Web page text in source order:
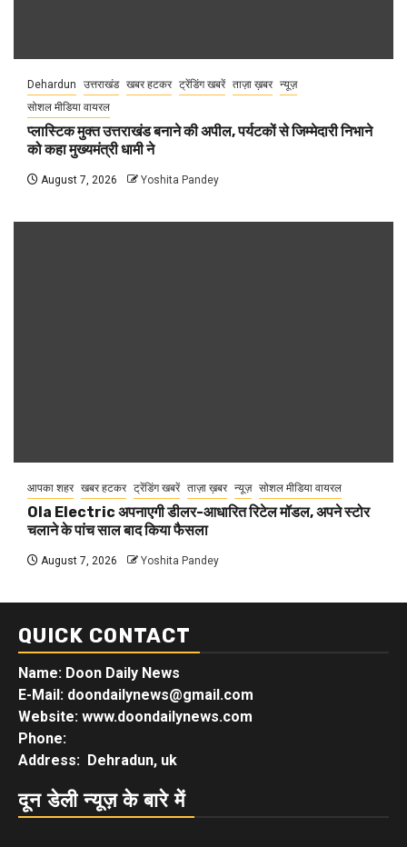
Dehardun उत्तराखंड खबर हटकर ट्रेंडिंग खबरें ताज़ा ख़बर न्यूज़
सोशल मीडिया वायरल
प्लास्टिक मुक्त उत्तराखंड बनाने की अपील, पर्यटकों से जिम्मेदारी निभाने
को कहा मुख्यमंत्री धामी ने
August 7, 2026 Yoshita Pandey
आपका शहर खबर हटकर ट्रेंडिंग खबरें ताज़ा ख़बर न्यूज़ सोशल मीडिया वायरल
Ola Electric अपनाएगी डीलर-आधारित रिटेल मॉडल, अपने स्टोर
चलाने के पांच साल बाद किया फैसला
August 7, 2026 Yoshita Pandey
QUICK CONTACT
Name: Doon Daily News
E-Mail: doondailynews@gmail.com
Website: www.doondailynews.com
Phone:
Address: Dehradun, uk
दून डेली न्यूज़ के बारे में